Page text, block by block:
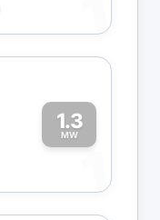
1
1.3
MW
1